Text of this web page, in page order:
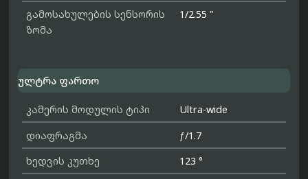
გამოსახულების სენსორის
ზომა
1/2.55 "
ულტრა ფართო
კამერის მოდულის ტიპი
Ultra-wide
დიაფრაგმა
ƒ/1.7
ხედვის კუთხე
123 °